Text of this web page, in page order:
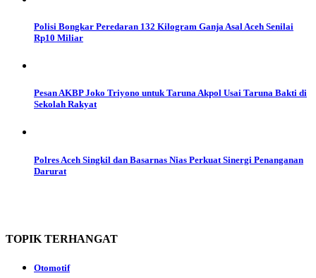
Polisi Bongkar Peredaran 132 Kilogram Ganja Asal Aceh Senilai
Rp10 Miliar
Pesan AKBP Joko Triyono untuk Taruna Akpol Usai Taruna Bakti di
Sekolah Rakyat
Polres Aceh Singkil dan Basarnas Nias Perkuat Sinergi Penanganan
Darurat
TOPIK TERHANGAT
Otomotif